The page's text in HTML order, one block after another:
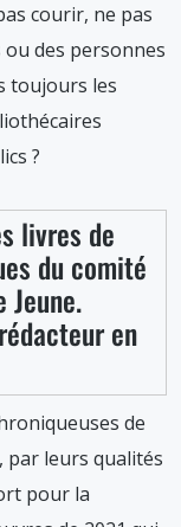
courir, ne pas
ou des personnes
toujours les
?
livres de
du comité
en
de
par leurs qualités
pour la